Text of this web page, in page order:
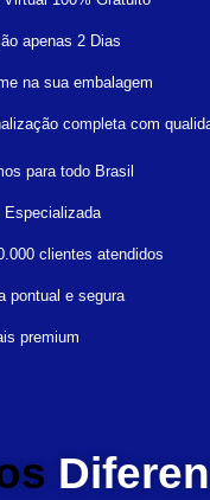
apenas 2 Dias
na sua embalagem
completa com
para todo Brasil
Especializada
clientes atendidos
pontual e segura
premium